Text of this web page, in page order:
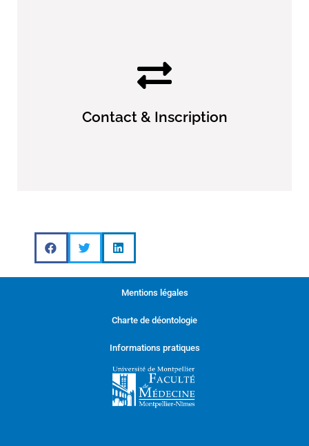
Contact & Inscription
P. JAMMET CHU Montpellier
04.67.63.05.68
Envoyer un mail
Mentions légales
Charte de déontologie
Informations pratiques